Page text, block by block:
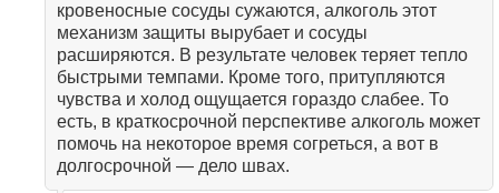
кровеносные сосуды сужаются, алкоголь этот
механизм защиты вырубает и сосуды
расширяются. В результате человек теряет тепло
быстрыми темпами. Кроме того, притупляются
чувства и холод ощущается гораздо слабее. То
есть, в краткосрочной перспективе алкоголь может
помочь на некоторое время согреться, а вот в
долгосрочной — дело швах.